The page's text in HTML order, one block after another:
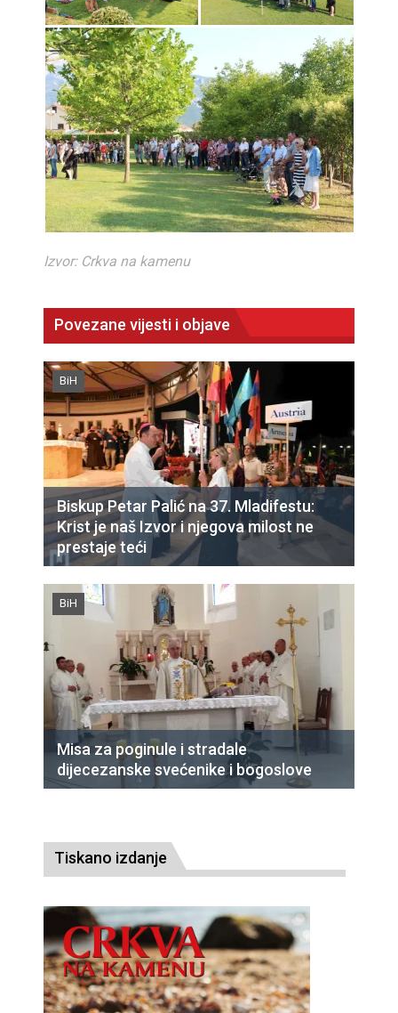
Izvor: Crkva na kamenu
Povezane vijesti i objave
BiH
Biskup Petar Palić na 37. Mladifestu:
Krist je naš Izvor i njegova milost ne
prestaje teći
BiH
Misa za poginule i stradale
dijecezanske svećenike i bogoslove
Tiskano izdanje